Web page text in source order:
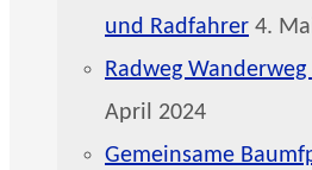
und Radfahrer 4.
Radweg
April 2024
Gemeinsame